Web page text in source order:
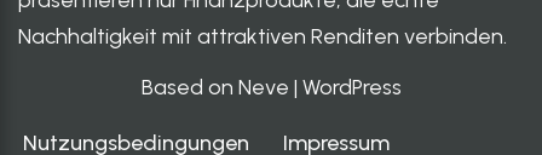
Nachhaltigkeit mit attraktiven Renditen verbinden.
Based on Neve | WordPress
Nutzungsbedingungen Impressum